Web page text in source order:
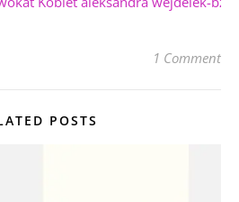
1 Comment
POSTS